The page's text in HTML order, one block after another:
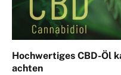
Hochwertiges CBD-Öl
achten